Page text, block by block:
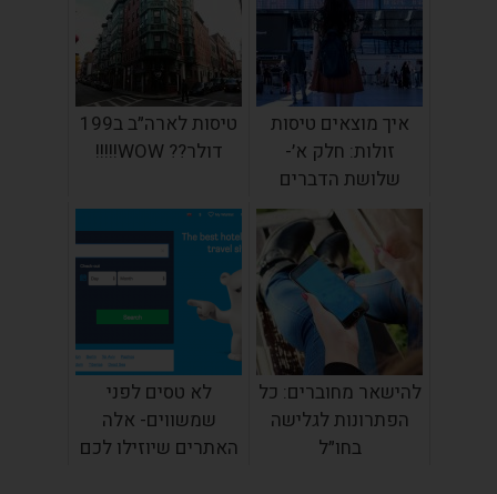
איך מוצאים טיסות
זולות: חלק א׳-
שלושת הדברים
החשובים ביותר
שאתם צריכים!
טיסות לארה״ב ב199
דולר?? WOW!!!!!
להישאר מחוברים: כל
הפתרונות לגלישה
בחו״ל
לא טסים לפני
שמשווים- אלה
האתרים שיוזילו לכם